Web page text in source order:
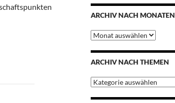
ARCHIV NACH MONATEN
Archiv
nach
Monaten
ARCHIV NACH THEMEN
Archiv
nach
Themen